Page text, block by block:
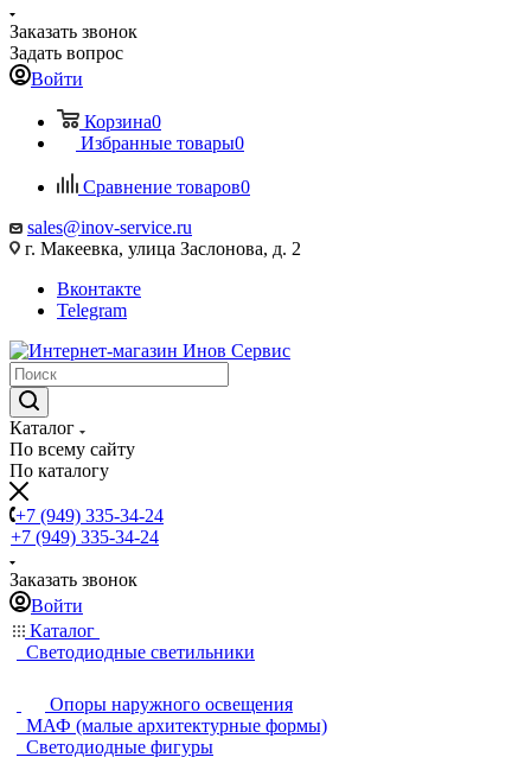
Заказать звонок
Задать вопрос
Войти
Корзина0
Избранные товары0
Сравнение товаров0
sales@inov-service.ru
г. Макеевка, улица Заслонова, д. 2
Вконтакте
Telegram
Каталог
По всему сайту
По каталогу
+7 (949) 335-34-24
+7 (949) 335-34-24
Заказать звонок
Войти
Каталог
Светодиодные светильники
Опоры наружного освещения
МАФ (малые архитектурные формы)
Светодиодные фигуры